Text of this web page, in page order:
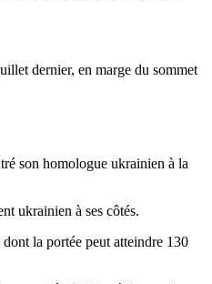
dernier, en marge du sommet
son homologue ukrainien à la
ukrainien à ses côtés.
la portée peut atteindre 130